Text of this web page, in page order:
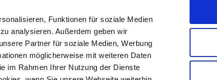
Funktionen für soziale Medien
analysieren. Außerdem geben wir
Partner für soziale Medien, Werbung
möglicherweise mit weiteren Daten
im Rahmen Ihrer Nutzung der Dienste